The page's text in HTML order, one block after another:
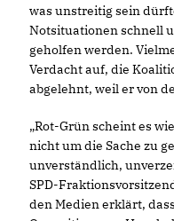
was unstreitig sein
Notsituationen schnell
geholfen werden.
Verdacht auf, die
abgelehnt, weil er von
Rot-Grün scheint es
nicht um die Sache zu
unverständlich,
SPD-
den Medien erklärt,